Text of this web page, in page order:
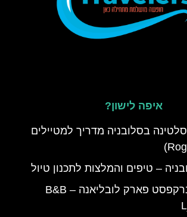
איפה לישון?
בסלובניה מדריך למטיילים
– טיפים והמלצות לתכנון טיול
מלון בד אנד ברקפסט פארק לובליאנה – B&B